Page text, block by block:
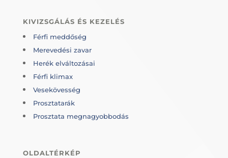
KIVIZSGÁLÁS ÉS KEZELÉS
Férfi meddőség
Merevedési zavar
Herék elváltozásai
Férfi klimax
Vesekövesség
Prosztatarák
Prosztata megnagyobbodás
OLDALTÉRKÉP